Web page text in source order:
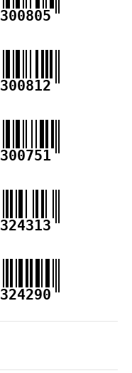
300805
300812
300751
324313
324290